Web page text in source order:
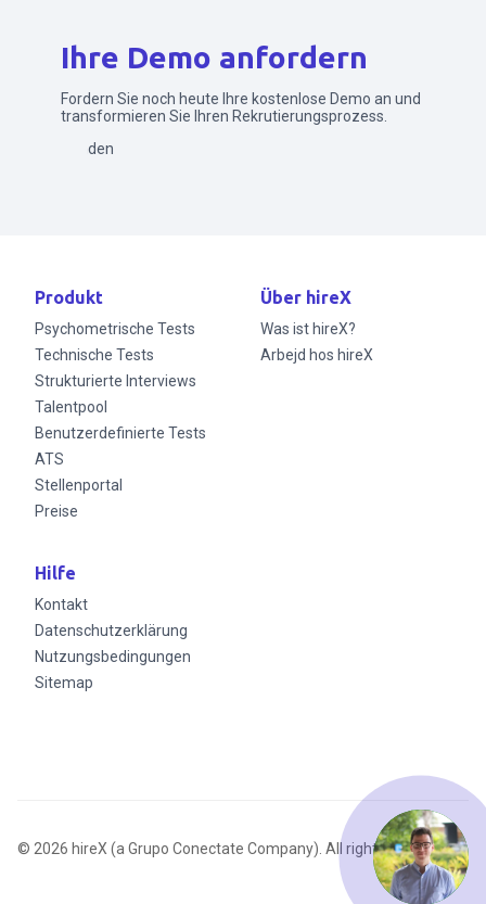
Ihre Demo anfordern
Fordern Sie noch heute Ihre kostenlose Demo an und
transformieren Sie Ihren Rekrutierungsprozess.
Senden
Produkt
Psychometrische Tests
Technische Tests
Strukturierte Interviews
Talentpool
Benutzerdefinierte Tests
ATS
Stellenportal
Preise
Über hireX
Was ist hireX?
Arbejd hos hireX
Hilfe
Kontakt
Datenschutzerklärung
Nutzungsbedingungen
Sitemap
© 2026 hireX (a Grupo Conectate Company). All rights reserved.